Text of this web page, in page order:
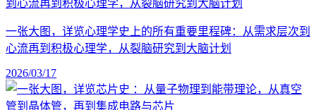
一张大图，详览心理学史上的所有重要里程碑：从需求层次到
心流再到积极心理学，从裂脑研究到大脑计划
2026/03/17